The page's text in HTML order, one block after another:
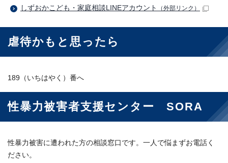
しずおかこども・家庭相談LINEアカウント （外部リンク）
虐待かもと思ったら
189（いちはやく）番へ
性暴力被害者支援センター SORA
性暴力被害に遭われた方の相談窓口です。一人で悩まずお電話く
ださい。